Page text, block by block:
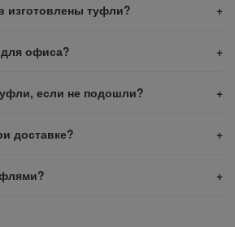
изготовлены туфли?
офиса?
если не подошли?
доставке?